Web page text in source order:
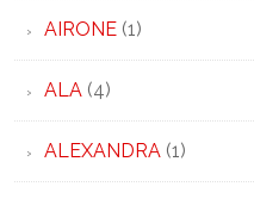
AIRONE(1)
ALA(4)
ALEXANDRA(1)
×